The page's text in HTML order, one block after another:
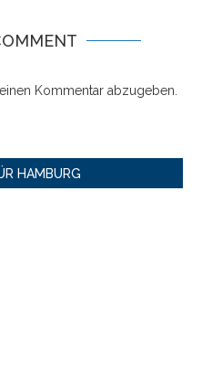
Kommentar abzugeben.
HAMBURG